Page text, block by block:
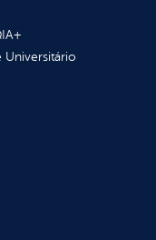
Universitário